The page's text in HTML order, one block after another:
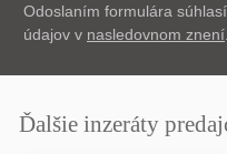
Odoslaním formulára
údajov v nasledovnom znení
Ďalšie inzeráty